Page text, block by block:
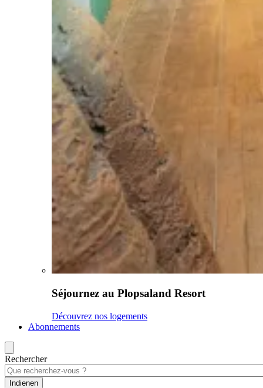
Séjournez au Plopsaland Resort
Découvrez nos logements
Abonnements
Rechercher
Indienen